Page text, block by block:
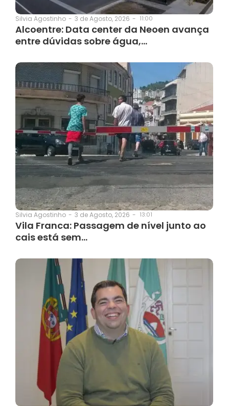
Silvia Agostinho - 3 de Agosto, 2026 - 11:00
Alcoentre: Data center da Neoen avança
entre dúvidas sobre água,…
Silvia Agostinho - 3 de Agosto, 2026 - 13:01
Vila Franca: Passagem de nível junto ao
cais está sem…